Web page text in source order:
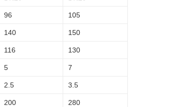
96 105
140 150
116 130
5 7
2.5 3.5
200 280